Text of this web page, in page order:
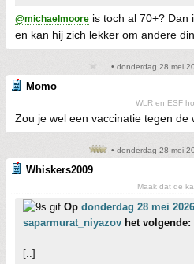
@michaelmoore is toch al 70+? Dan
en kan hij zich lekker om andere
• donderdag 28 mei
Momo
WLR en ESF
Zou je wel een vaccinatie tegen de
• donderdag 28 mei
Whiskers2009
Maak dat de
Op donderdag 28 mei
saparmurat_niyazov het volgende:
[..]